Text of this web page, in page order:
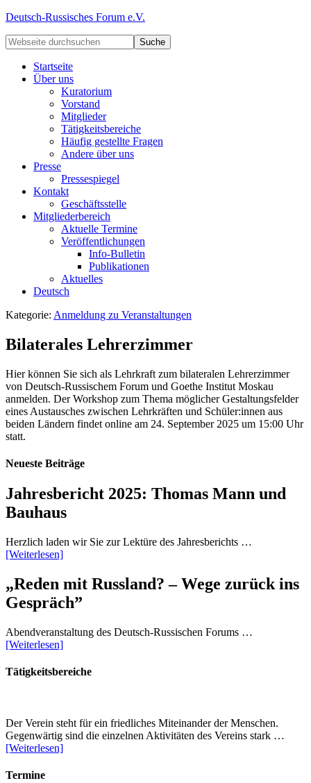
Deutsch-Russisches Forum e.V.
Startseite
Über uns
Kuratorium
Vorstand
Mitglieder
Tätigkeitsbereiche
Häufig gestellte Fragen
Andere über uns
Presse
Pressespiegel
Kontakt
Geschäftsstelle
Mitgliederbereich
Aktuelle Termine
Veröffentlichungen
Info-Bulletin
Publikationen
Aktuelles
Deutsch
Kategorie: Anmeldung zu Veranstaltungen
Bilaterales Lehrerzimmer
Hier können Sie sich als Lehrkraft zum bilateralen Lehrerzimmer
von Deutsch-Russischem Forum und Goethe Institut Moskau
anmelden. Der Workshop zum Thema möglicher Gestaltungsfelder
eines Austausches zwischen Lehrkräften und Schüler:innen aus
beiden Ländern findet online am 24. September 2025 um 15:00 Uhr
statt.
Neueste Beiträge
Jahresbericht 2025: Thomas Mann und
Bauhaus
Herzlich laden wir Sie zur Lektüre des Jahresberichts …
[Weiterlesen]
„Reden mit Russland? – Wege zurück ins
Gespräch”
Abendveranstaltung des Deutsch-Russischen Forums …
[Weiterlesen]
Tätigkeitsbereiche
Der Verein steht für ein friedliches Miteinander der Menschen.
Gegenwärtig sind die einzelnen Aktivitäten des Vereins stark …
[Weiterlesen]
Termine